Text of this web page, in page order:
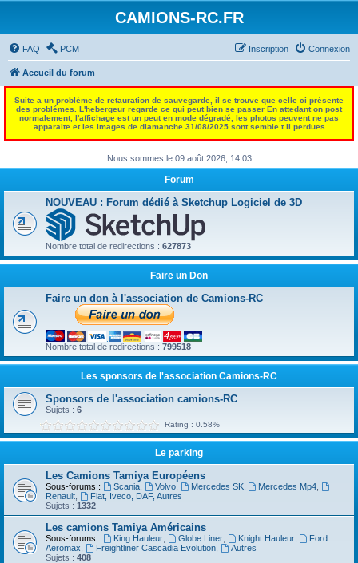
CAMIONS-RC.FR
FAQ PCM Connexion
Inscription
Accueil du forum
Suite a un probléme de retauration de sauvegarde, il se trouve que celle ci présente
des problémes. L'hebergeur regarde ce qui peut bien se passer En attedant on post
normalement, l'affichage est un peut en mode dégradé, les photos peuvent ne pas
apparaite et les images de diamanche 31/08/2025 sont semble t il perdues
Nous sommes le 09 août 2026, 14:03
Forum
NOUVEAU : Forum dédié à Sketchup Logiciel de 3D
Nombre total de redirections : 627873
Faire un Don
Faire un don à l'association de Camions-RC
Nombre total de redirections : 799518
Les sponsors de l'association Camions-RC
Sponsors de l'association camions-RC
Sujets : 6
Rating : 0.58%
Le parking
Les Camions Tamiya Européens
Sous-forums : Scania, Volvo, Mercedes SK, Mercedes Mp4
Renault
Fiat, Iveco, DAF, Autres
Sujets : 1332
Les camions Tamiya Américains
Sous-forums : King Hauleur, Globe Liner, Knight Hauleur,
Ford
Aeromax
Freightliner Cascadia Evolution,
Autres
Sujets : 408